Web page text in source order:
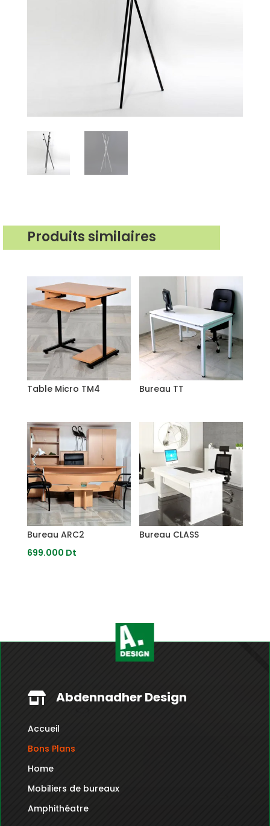
Produits similaires
Table Micro TM4 Bureau TT
Bureau ARC2
699.000 Dt
Bureau CLASS
 Abdennadher Design
Accueil
Bons Plans
Home
Mobiliers de bureaux
Amphithéatre